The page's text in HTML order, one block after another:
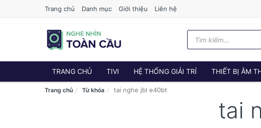
Trang chủ Danh mục Giới thiệu Liên hệ
TRANG CHỦ TIVI HỆ THỐNG GIẢI TRÍ THIẾT BỊ ÂM
Trang chủ Từ khóa tai nghe jbl e40bt
tai